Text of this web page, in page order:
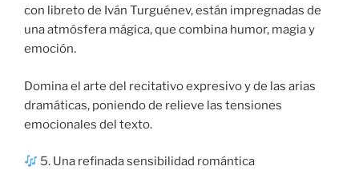
con libreto de Iván Turguénev, están impregnadas de
una atmósfera mágica, que combina humor, magia y
emoción.
Domina el arte del recitativo expresivo y de las arias
dramáticas, poniendo de relieve las tensiones
emocionales del texto.
5. Una refinada sensibilidad romántica